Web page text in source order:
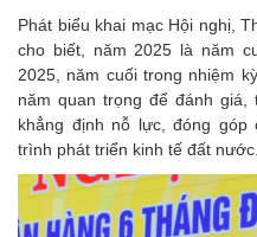
Phát biểu khai mạc Hội nghị,
cho biết, năm 2025 là năm
2025, năm cuối trong nhiệm
năm quan trọng để đánh
khẳng định nỗ lực, đóng góp
trình phát triển kinh tế đất nước.